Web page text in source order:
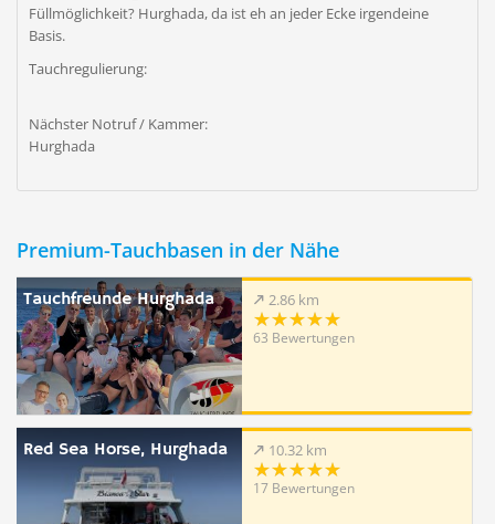
Füllmöglichkeit? Hurghada, da ist eh an jeder Ecke irgendeine
Basis.
Tauchregulierung:
Nächster Notruf / Kammer:
Hurghada
Premium-Tauchbasen in der Nähe
Tauchfreunde Hurghada 2.86 km
63 Bewertungen
Red Sea Horse, Hurghada 10.32 km
17 Bewertungen